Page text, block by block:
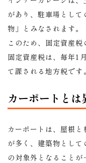
があり、駐車場とし
物」とみなされます。
このため、固定資産税
固定資産税は、毎年1
て課される地方税です。
カーポートと
カーポートは、屋根
が多く、建築物とし
の対象外となることが